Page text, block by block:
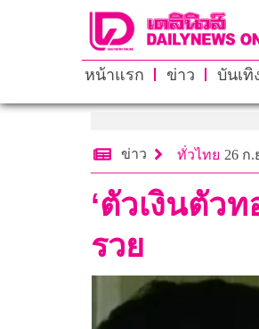
หน้าแรก ข่าว บันเทิ
ข่าว ทั่วไทย 26 ก.
‘ตัวเงินตัว
รวย